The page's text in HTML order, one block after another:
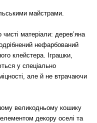
майстрами.
матеріали: дерев’яна
нефарбований
клейстера. Іграшки,
у спеціально
але й не втрачаючи
великодньому кошику
декору оселі та